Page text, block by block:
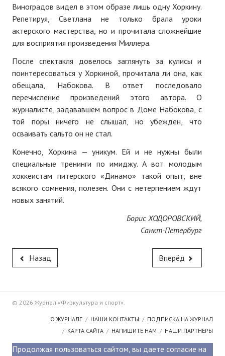
Виноградов видел в этом образе лишь одну Хоркину.
Репетируя, Светлана не только брала уроки
актерского мастерства, но и прочитала сложнейшие
для восприятия произведения Миллера.
После спектакля довелось заглянуть за кулисы и
поинтересоваться у Хоркиной, прочитала ли она, как
обещала, Набокова. В ответ последовало
перечисление произведений этого автора. О
журналисте, задававшем вопрос в Доме Набокова, с
той поры ничего не слышал, но убежден, что
осваивать сальто он не стал.
Конечно, Хоркина — уникум. Ей и не нужны были
специальные тренинги по имиджу. А вот молодым
хоккеистам питерского «Динамо» такой опыт, вне
всякого сомнения, полезен. Они с нетерпением ждут
новых занятий.
Борис ХОДОРОВСКИЙ,
Санкт-Петербург
Назад Вперёд
© 2026 Журнал «Физкультура и спорт».
О ЖУРНАЛЕ НАШИ КОНТАКТЫ
ПОДПИСКА НА ЖУРНАЛ
КАРТА САЙТА
НАПИШИТЕ НАМ НАШИ ПАРТНЕРЫ
Продолжая пользоваться сайтом, вы даете согласие на